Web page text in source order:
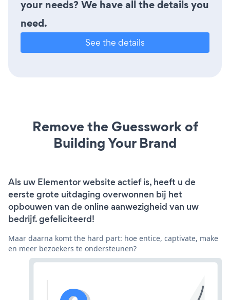
your needs? We have all the details you
need.
See the details
Remove the Guesswork of
Building Your Brand
Als uw Elementor website actief is, heeft u de
eerste grote uitdaging overwonnen bij het
opbouwen van de online aanwezigheid van uw
bedrijf. gefeliciteerd!
Maar daarna komt the hard part: hoe entice, captivate, make
en meer bezoekers te ondersteunen?